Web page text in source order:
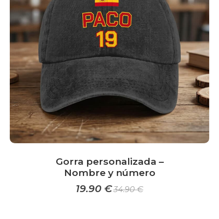
opciones
se
pueden
elegir
en
la
página
de
producto
Gorra personalizada –
Nombre y número
19.90 €34.90€